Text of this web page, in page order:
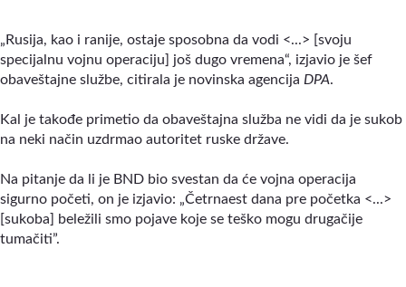
„Rusija, kao i ranije, ostaje sposobna da vodi <...> [svoju
specijalnu vojnu operaciju] još dugo vremena“, izjavio je šef
obaveštajne službe, citirala je novinska agencija DPA.
Kal je takođe primetio da obaveštajna služba ne vidi da je sukob
na neki način uzdrmao autoritet ruske države.
Na pitanje da li je BND bio svestan da će vojna operacija
sigurno početi, on je izjavio: „Četrnaest dana pre početka <...>
[sukoba] beležili smo pojave koje se teško mogu drugačije
tumačiti”.